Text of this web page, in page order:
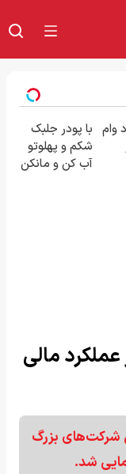
وام با پودر جلبک
شکم و پهلوتو
آب کن و مانکن
عملکرد مالی
شرکت‌های بزرگ
شد.